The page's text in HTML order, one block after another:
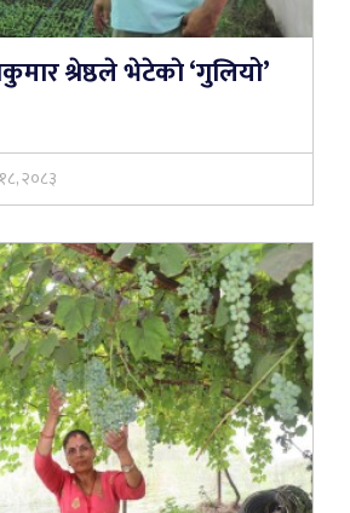
श्रेष्ठले भेटेकाे ‘गुलियो’
२०८३